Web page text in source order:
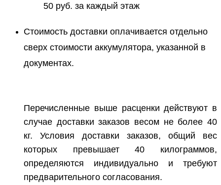
50 руб. за каждый этаж
Стоимость доставки оплачивается отдельно
сверх стоимости аккумулятора, указанной в
документах.
Перечисленные выше расценки действуют в
случае доставки заказов весом не более 40
кг. Условия доставки заказов, общий вес
которых превышает 40 килограммов,
определяются индивидуально и требуют
предварительного согласования.